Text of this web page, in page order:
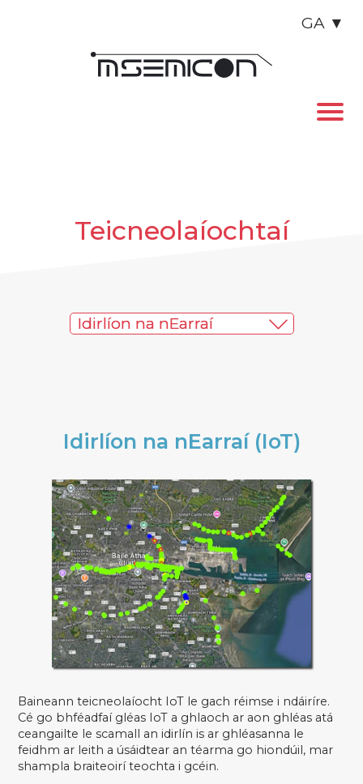
GA ▼
Teicneolaíochtaí
Idirlíon na nEarraí (IoT)
Baineann teicneolaíocht IoT le gach réimse i ndáiríre.
Cé go bhféadfaí gléas IoT a ghlaoch ar aon ghléas atá
ceangailte le scamall an idirlín is ar ghléasanna le
feidhm ar leith a úsáidtear an téarma go hiondúil, mar
shampla braiteoirí teochta i gcéin.